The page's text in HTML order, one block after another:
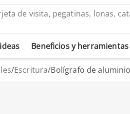
Beneficios y herramientas
/Escritura/Bolígrafo de